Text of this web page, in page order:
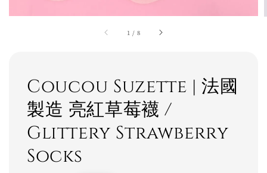
1 / 8
Coucou Suzette | 法國
製造 亮紅草莓襪 /
Glittery Strawberry
Socks